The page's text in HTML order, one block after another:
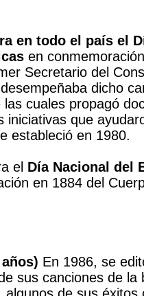
en todo el país el
en
Secretario del
dicho
las cuales propagó
iniciativas que
estableció en 1980.
el Día Nacional del
en 1884 del
En 1986, se
sus canciones de la